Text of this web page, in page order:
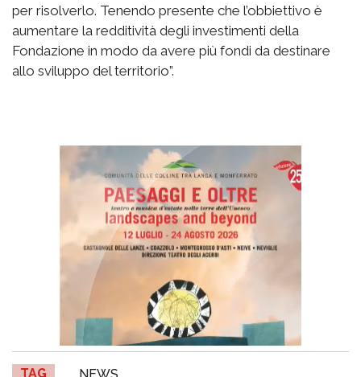
per risolverlo. Tenendo presente che l’obbiettivo è
aumentare la redditività degli investimenti della
Fondazione in modo da avere più fondi da destinare
allo sviluppo del territorio”.
TAG